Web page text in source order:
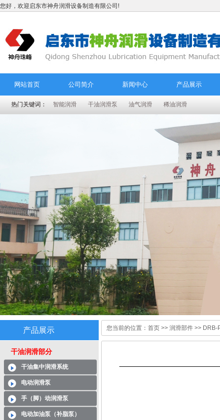
您好，欢迎启东市神舟润滑设备制造有限公司!
网站首页 公司简介 新闻中心 产品展示
热门关键词： 智能润滑 干油润滑泵 油气润滑 稀油润滑
产品展示
干油润滑部分
干油集中润滑系统
电动润滑泵
手（脚）动润滑泵
电动加油泵（补脂泵）
您当前的位置： 首页 >> 润滑部件 >> DRB-